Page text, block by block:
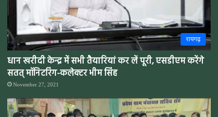
रायगढ़
धान खरीदी केन्द्र में सभी तैयारियां कर लें पूरी, एसडीएम करेंगे
सतत् मॉनिटरिंग-कलेक्टर भीम सिंह
November 27, 2021